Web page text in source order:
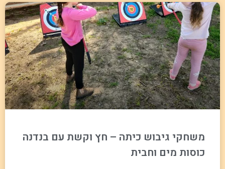
משחקי גיבוש כיתה – חץ וקשת עם בנדנה
כוסות מים וחבית